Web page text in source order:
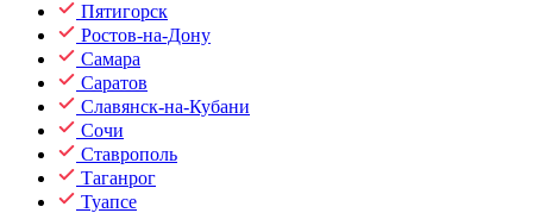
Пятигорск
Ростов-на-Дону
Самара
Саратов
Славянск-на-Кубани
Сочи
Ставрополь
Таганрог
Туапсе